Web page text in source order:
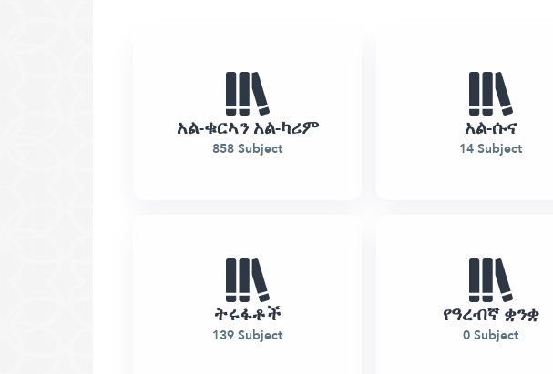
አል-ቁርኣን አል-ካሪም
858 Subject
አል-ሱና
14 Subject
ትሩፋቶች
139 Subject
የዓረብኛ ቋንቋ
0 Subject